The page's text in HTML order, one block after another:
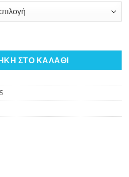
41,00€
through
ΣΤΟ ΚΑΛΆΘΙ